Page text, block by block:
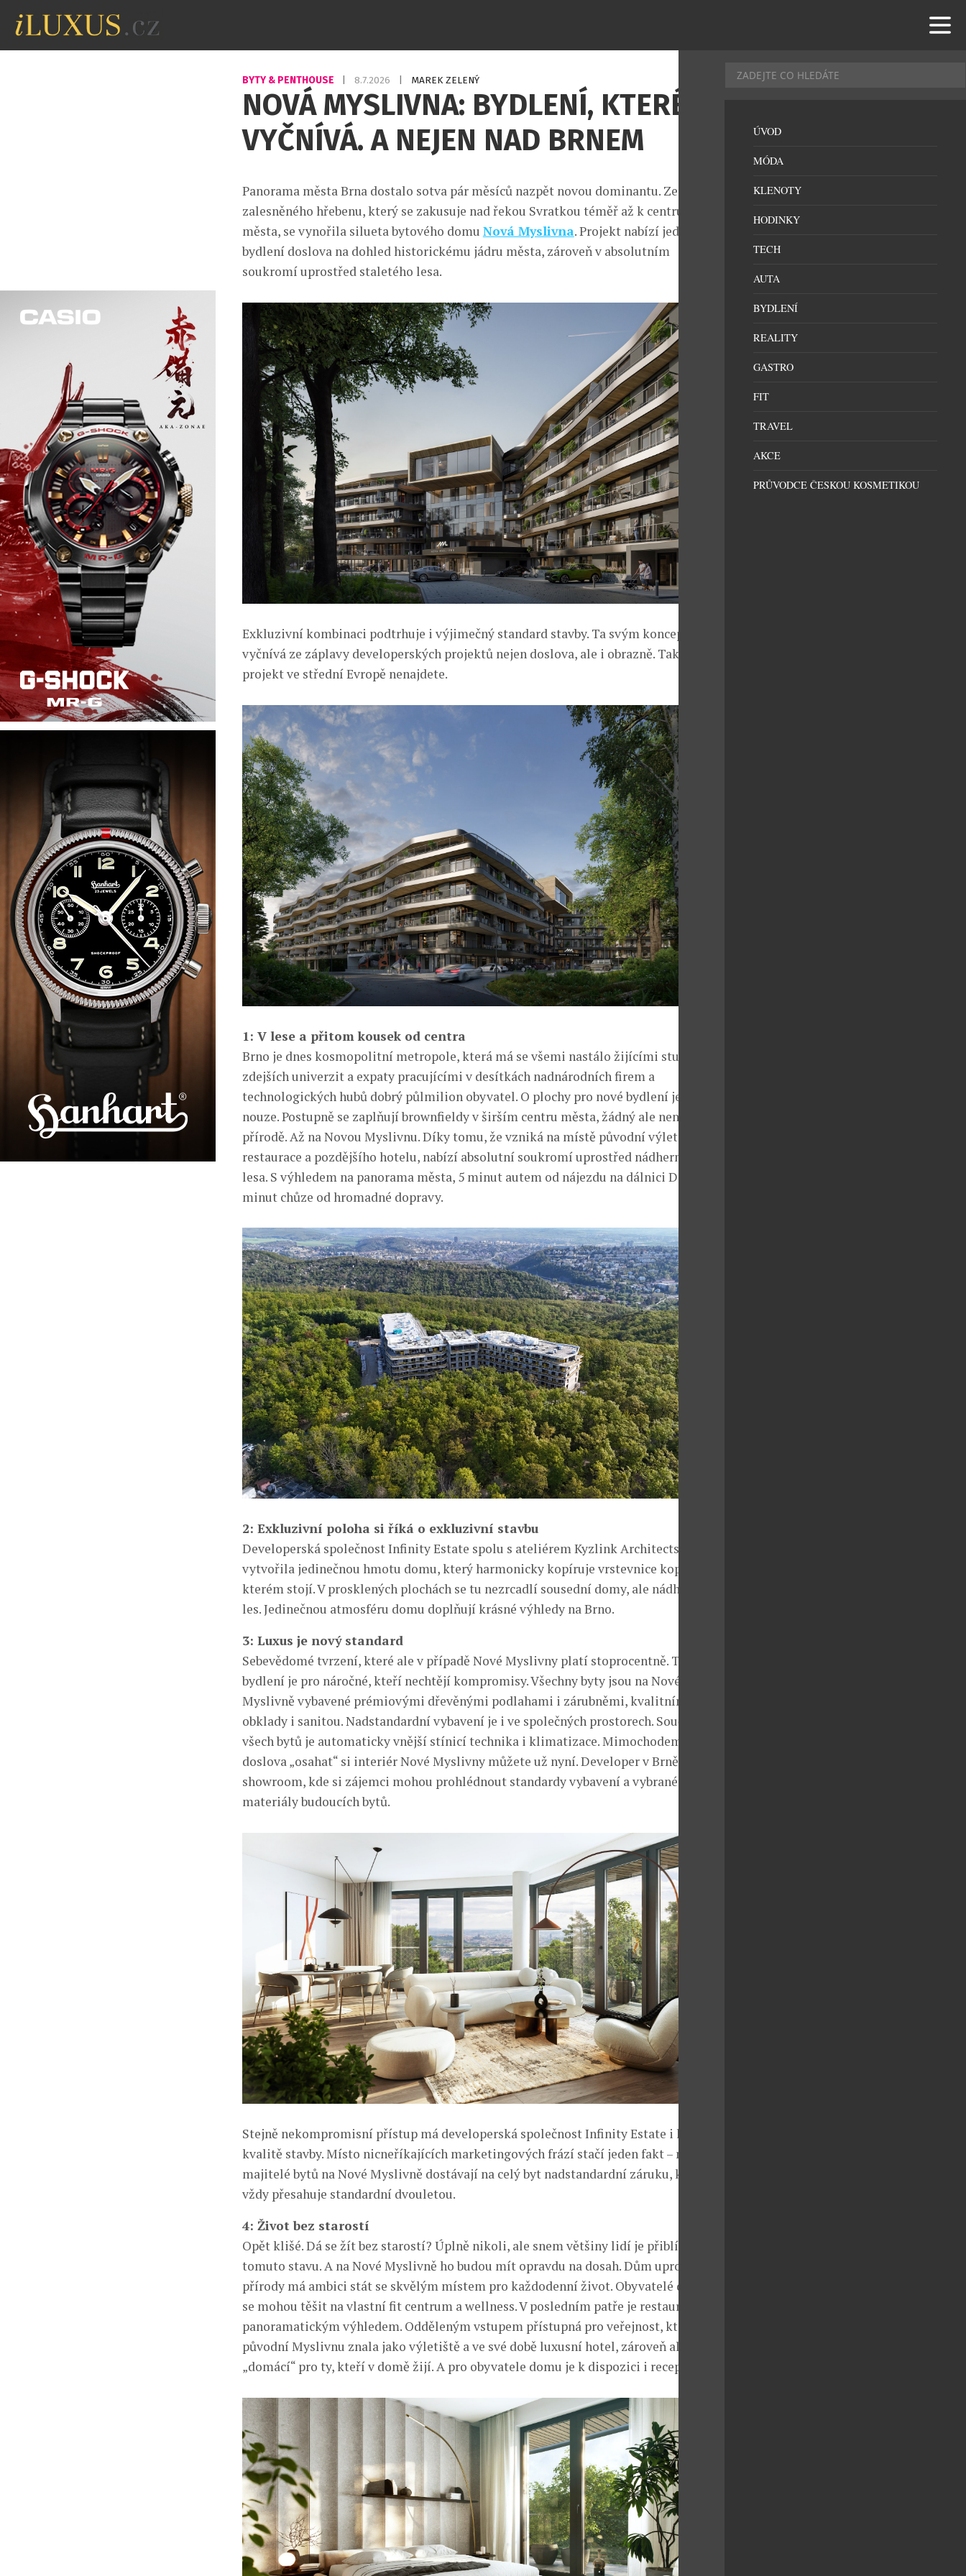
BYTY & PENTHOUSE 8.7.2026 MAREK ZELENÝ
NOVÁ MYSLIVNA: BYDLENÍ, KTERÉ
VYČNÍVÁ. A NEJEN NAD BRNEM
Panorama města Brna dostalo sotva pár měsíců nazpět novou dominantu. Ze
zalesněného hřebenu, který se zakusuje nad řekou Svratkou téměř až k centru
města, se vynořila silueta bytového domu Nová Myslivna. Projekt nabízí jedinečné
bydlení doslova na dohled historickému jádru města, zároveň v absolutním
soukromí uprostřed staletého lesa.
Exkluzivní kombinaci podtrhuje i výjimečný standard stavby. Ta svým konceptem
vyčnívá ze záplavy developerských projektů nejen doslova, ale i obrazně. Takovýto
projekt ve střední Evropě nenajdete.
1: V lese a přitom kousek od centra
Brno je dnes kosmopolitní metropole, která má se všemi nastálo žijícími studenty
zdejších univerzit a expaty pracujícími v desítkách nadnárodních firem a
technologických hubů dobrý půlmilion obyvatel. O plochy pro nové bydlení je tu
nouze. Postupně se zaplňují brownfieldy v širším centru města, žádný ale není v
přírodě. Až na Novou Myslivnu. Díky tomu, že vzniká na místě původní výletní
restaurace a pozdějšího hotelu, nabízí absolutní soukromí uprostřed nádherného
lesa. S výhledem na panorama města, 5 minut autem od nájezdu na dálnici D1 a pár
minut chůze od hromadné dopravy.
2: Exkluzivní poloha si říká o exkluzivní stavbu
Developerská společnost Infinity Estate spolu s ateliérem Kyzlink Architects
vytvořila jedinečnou hmotu domu, který harmonicky kopíruje vrstevnice kopce, na
kterém stojí. V prosklených plochách se tu nezrcadlí sousední domy, ale nádherný
les. Jedinečnou atmosféru domu doplňují krásné výhledy na Brno.
3: Luxus je nový standard
Sebevědomé tvrzení, které ale v případě Nové Myslivny platí stoprocentně. Toto
bydlení je pro náročné, kteří nechtějí kompromisy. Všechny byty jsou na Nové
Myslivně vybavené prémiovými dřevěnými podlahami i zárubněmi, kvalitními
obklady i sanitou. Nadstandardní vybavení je i ve společných prostorech. Součástí
všech bytů je automaticky vnější stínicí technika i klimatizace. Mimochodem
doslova „osahat“ si interiér Nové Myslivny můžete už nyní. Developer v Brně zřídil
showroom, kde si zájemci mohou prohlédnout standardy vybavení a vybrané
materiály budoucích bytů.
Stejně nekompromisní přístup má developerská společnost Infinity Estate i ke
kvalitě stavby. Místo nicneříkajících marketingových frází stačí jeden fakt – noví
majitelé bytů na Nové Myslivně dostávají na celý byt nadstandardní záruku, která
vždy přesahuje standardní dvouletou.
4: Život bez starostí
Opět klišé. Dá se žít bez starostí? Úplně nikoli, ale snem většiny lidí je přiblížit se
tomuto stavu. A na Nové Myslivně ho budou mít opravdu na dosah. Dům uprostřed
přírody má ambici stát se skvělým místem pro každodenní život. Obyvatelé domu
se mohou těšit na vlastní fit centrum a wellness. V posledním patře je restaurace s
panoramatickým výhledem. Odděleným vstupem přístupná pro veřejnost, která
původní Myslivnu znala jako výletiště a ve své době luxusní hotel, zároveň ale
„domácí“ pro ty, kteří v domě žijí. A pro obyvatele domu je k dispozici i recepce.
ÚVOD
MÓDA
KLENOTY
HODINKY
TECH
AUTA
BYDLENÍ
REALITY
GASTRO
FIT
TRAVEL
AKCE
PRŮVODCE ČESKOU KOSMETIKOU